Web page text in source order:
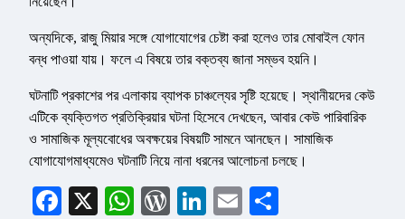
অন্যদিকে, রাজু মিয়ার সঙ্গে যোগাযোগের চেষ্টা করা হলেও তার মোবাইল ফোন
বন্ধ পাওয়া যায়। ফলে এ বিষয়ে তার বক্তব্য জানা সম্ভব হয়নি।
ঘটনাটি প্রকাশের পর এলাকায় ব্যাপক চাঞ্চল্যের সৃষ্টি হয়েছে। স্থানীয়দের কেউ
এটিকে ব্যক্তিগত প্রতিক্রিয়ার ঘটনা হিসেবে দেখছেন, আবার কেউ পারিবারিক
ও সামাজিক মূল্যবোধের অবক্ষয়ের বিষয়টি সামনে আনছেন। সামাজিক
যোগাযোগমাধ্যমেও ঘটনাটি নিয়ে নানা ধরনের আলোচনা চলছে।
Facebook
X WhatsApp
WordPress
LinkedIn
Email